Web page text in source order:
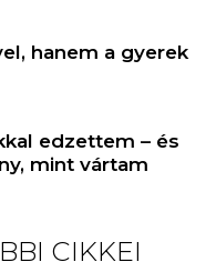
hanem a gyerek
edzettem – és
mint vártam
CIKKEI